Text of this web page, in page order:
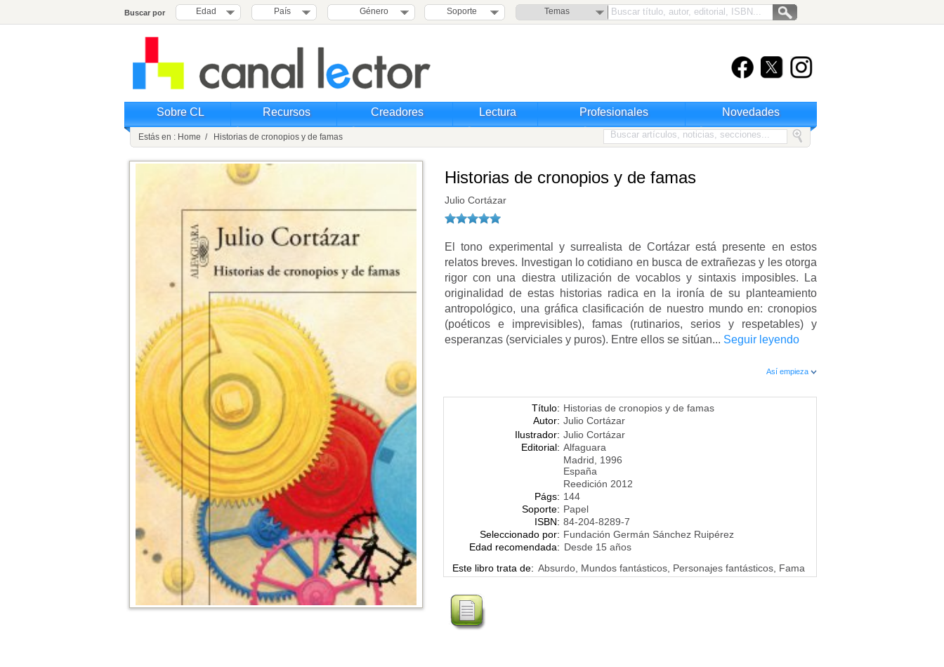
Buscar por Edad País Género Soporte Temas
Sobre CL Recursos Creadores Lectura Profesionales Novedades
Estás en : Home / Historias de cronopios y de famas
Historias de cronopios y de famas
Julio Cortázar
El tono experimental y surrealista de Cortázar está presente en estos
relatos breves. Investigan lo cotidiano en busca de extrañezas y les otorga
rigor con una diestra utilización de vocablos y sintaxis imposibles. La
originalidad de estas historias radica en la ironía de su planteamiento
antropológico, una gráfica clasificación de nuestro mundo en: cronopios
(poéticos e imprevisibles), famas (rutinarios, serios y respetables) y
esperanzas (serviciales y puros). Entre ellos se sitúan... Seguir leyendo
Así empieza
Título: Historias de cronopios y de famas
Autor: Julio Cortázar
Ilustrador: Julio Cortázar
Editorial: Alfaguara
Madrid, 1996
España
Reedición 2012
Págs: 144
Soporte: Papel
ISBN: 84-204-8289-7
Seleccionado por: Fundación Germán Sánchez Ruipérez
Edad recomendada: Desde 15 años
Este libro trata de: Absurdo, Mundos fantásticos, Personajes fantásticos, Fama